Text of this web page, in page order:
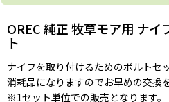
OREC 純正 牧草モア用 ナイ
ト
ナイフを取り付けるためのボルトセ
消耗品になりますのでお早めの交換
※1セット単位での販売となります。